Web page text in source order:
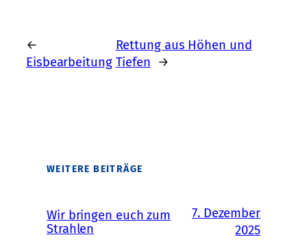
←
Eisbearbeitung
Rettung aus Höhen und
Tiefen →
WEITERE BEITRÄGE
Wir bringen euch zum
Strahlen
7. Dezember
2025